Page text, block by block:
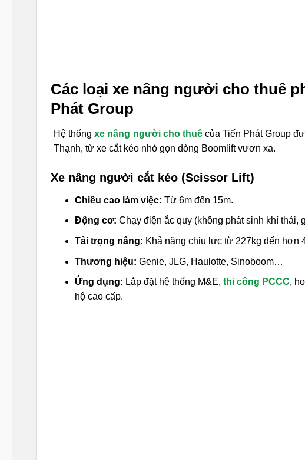
Các loại xe nâng người cho thuê
Phát Group
Hệ thốngxe nâng người cho thuêcủa Tiến Phát Group
Thạnh, từ xe cắt kéo nhỏ gọn dòng Boomlift vươn xa.
Xe nâng người cắt kéo (Scissor Lift)
Chiều cao làm việc: Từ 6m đến 15m.
Động cơ: Chạy điện ắc quy (không phát sinh khí thải,
Tải trọng nâng: Khả năng chịu lực từ 227kg đến hơn
Thương hiệu: Genie, JLG, Haulotte, Sinoboom…
Ứng dụng: Lắp đặt hệ thống M&E, thi công PCCC,
hộ cao cấp.